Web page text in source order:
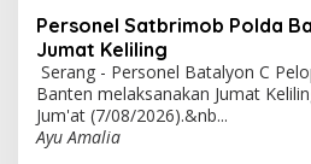
Personel Satbrimob Polda
Jumat Keliling
Serang - Personel Batalyon C
Banten melaksanakan Jumat
Jum'at (7/08/2026).&nb...
Ayu Amalia